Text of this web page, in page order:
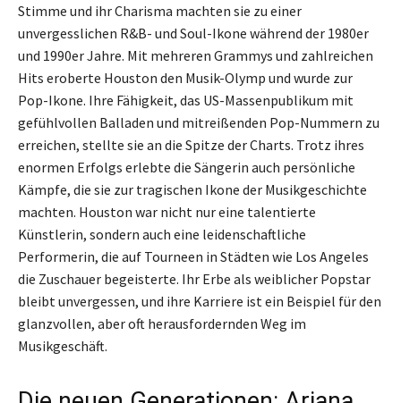
Stimme und ihr Charisma machten sie zu einer
unvergesslichen R&B- und Soul-Ikone während der 1980er
und 1990er Jahre. Mit mehreren Grammys und zahlreichen
Hits eroberte Houston den Musik-Olymp und wurde zur
Pop-Ikone. Ihre Fähigkeit, das US-Massenpublikum mit
gefühlvollen Balladen und mitreißenden Pop-Nummern zu
erreichen, stellte sie an die Spitze der Charts. Trotz ihres
enormen Erfolgs erlebte die Sängerin auch persönliche
Kämpfe, die sie zur tragischen Ikone der Musikgeschichte
machten. Houston war nicht nur eine talentierte
Künstlerin, sondern auch eine leidenschaftliche
Performerin, die auf Tourneen in Städten wie Los Angeles
die Zuschauer begeisterte. Ihr Erbe als weiblicher Popstar
bleibt unvergessen, und ihre Karriere ist ein Beispiel für den
glanzvollen, aber oft herausfordernden Weg im
Musikgeschäft.